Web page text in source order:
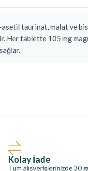
taurinat, malat ve
tablette 105 mg
Kolay İade
Tüm alışverişlerinizde 30